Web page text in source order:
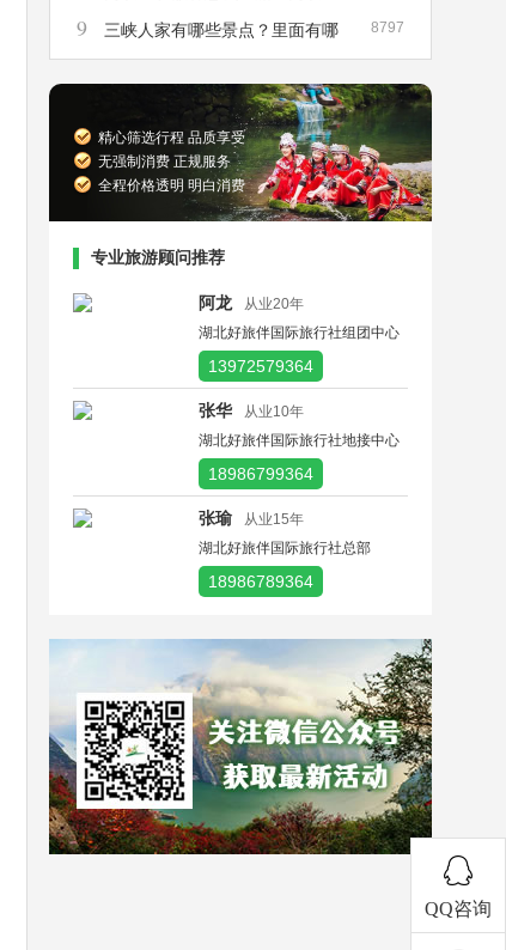
峡散客船票在哪里买
8797
9
三峡人家有哪些景点？里面有哪
精心筛选行程 品质享受
无强制消费 正规服务
全程价格透明 明白消费
专业旅游顾问推荐
阿龙
从业20年
湖北好旅伴国际旅行社组团中心
13972579364
张华
从业10年
湖北好旅伴国际旅行社地接中心
18986799364
张瑜
从业15年
湖北好旅伴国际旅行社总部
18986789364
QQ咨询